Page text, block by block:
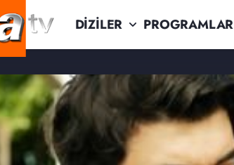
DİZİLER PROGRAMLAR